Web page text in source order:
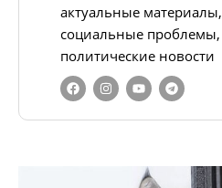
актуальные
социальные
политические новости